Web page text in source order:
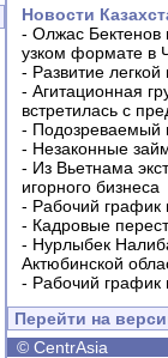
Новости
- Олжас Бектенов
узком формате в
- Развитие
- Агитационная
встретилась с
- Подозреваемый
- Незаконные
- Из Вьетнама
игорного бизнеса
- Рабочий график
- Кадровые
- Нурлыбек
Актюбинской
- Рабочий график
Перейти на
© CentrAsia